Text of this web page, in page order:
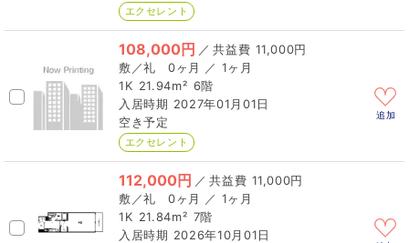
エクセレント
108,000円 ／
11,000円
0ヶ月 ／ 1ヶ月
1K 21.94m² 6階
2027年01月01日
空き予定
エクセレント
追加
112,000円 ／
11,000円
0ヶ月 ／ 1ヶ月
1K 21.84m² 7階
2026年10月01日